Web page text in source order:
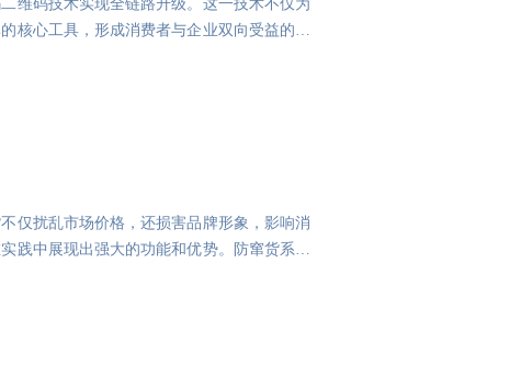
维码技术实现全链路升级。这一技术不仅为
核心工具，形成消费者与企业双向受益的闭
仅扰乱市场价格，还损害品牌形象，影响消
践中展现出强大的功能和优势。防窜货系统